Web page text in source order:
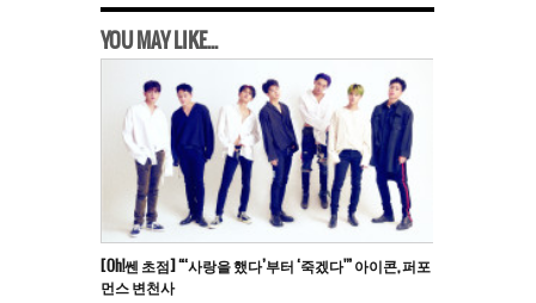
YOU MAY LIKE...
[Oh!쎈 초점] “‘사랑을 했다’부터 ‘죽겠다'” 아이콘, 퍼포
먼스 변천사